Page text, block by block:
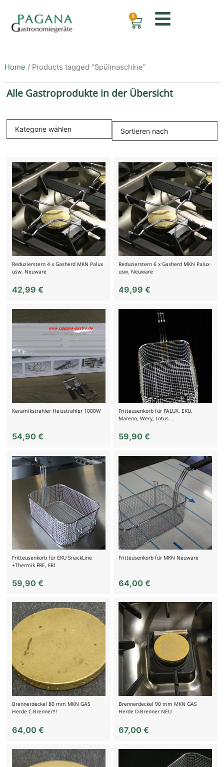
0
Home / Products tagged “Spülmaschine”
Alle Gastroprodukte in der Übersicht
Reduzierstern 4 x Gasherd MKN Palux
usw. Neuware
42,99 €
Reduzierstern 6 x Gasherd MKN Palux
usw. Neuware
49,99€
Keramikstrahler Heizstrahler 1000W
54,90 €
Fritteusenkorb für PALUX, EKU,
Mareno, Wery, Lotus …
59,90€
Fritteusenkorb für EKU SnackLine
+Thermik FRE, FRI
59,90 €
Fritteusenkorb für MKN Neuware
64,00€
Brennerdeckel 80 mm MKN GAS
Herde C-Brenner!!!
64,00 €
Brennerdeckel 90 mm MKN GAS
Herde D-Brenner NEU
67,00€